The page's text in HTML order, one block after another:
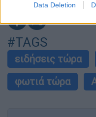
related to security,
functionality and
user protection.
Data Deletion
#TAGS
ειδήσεις τώρα
φωτιά τώρα